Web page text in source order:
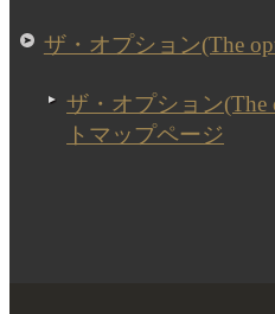
ザ・オプション(The
ザ・オプション(The
トマップページ